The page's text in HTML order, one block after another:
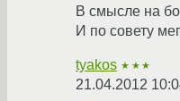
В смысле на
И по совету
tyakos ★★★
21.04.2012